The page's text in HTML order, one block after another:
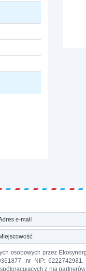
osobowych przez
nr NIP:
z nią